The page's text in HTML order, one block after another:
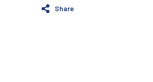
Share